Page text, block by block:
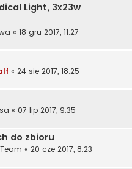
Light, 3x23w
« 18 gru 2017, 11:27
« 24 sie 2017, 18:25
« 07 lip 2017, 9:35
do zbioru
« 20 cze 2017, 8:23